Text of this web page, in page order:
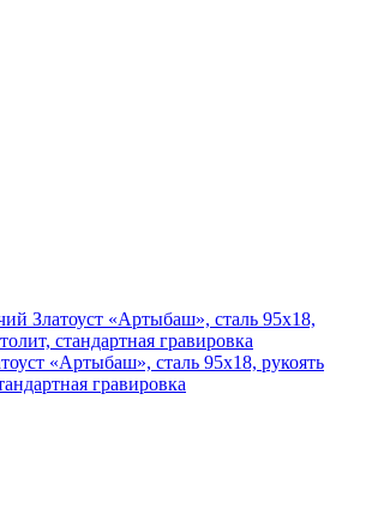
«Артыбаш», сталь 95х18, рукоять
гравировка